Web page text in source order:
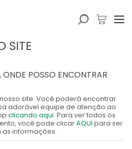
SITE
POSSO ENCONTRAR
site. Você poderá encontrar
adorável equipe de atenção ao
clicando aqui. Para ver todos os
você pode clicarAQUI para ser
informações.